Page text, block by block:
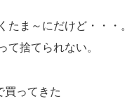
たま～にだけど・・・。
て捨てられない。
買ってきた